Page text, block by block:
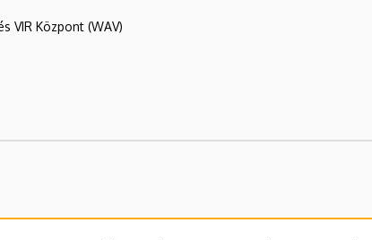
VIR Központ (WAV)